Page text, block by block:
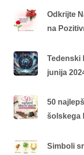
Odkrijte
na
Tedenski
junija
50
šolskega
Simboli